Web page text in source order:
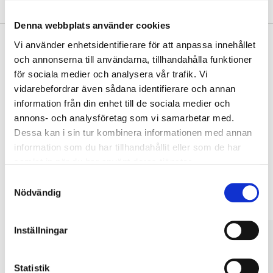
Denna webbplats använder cookies
Vi använder enhetsidentifierare för att anpassa innehållet
och annonserna till användarna, tillhandahålla funktioner
för sociala medier och analysera vår trafik. Vi
vidarebefordrar även sådana identifierare och annan
information från din enhet till de sociala medier och
annons- och analysföretag som vi samarbetar med.
Dessa kan i sin tur kombinera informationen med annan
information som du har tillhandahållit eller som de har
Nödvändig
Inställningar
Statistik
Köp & Hämta
Köp & Hämta i ditt varuhus inom 2 timmar! För mer information om
tjänsten och våra villkor.
LÄS MER